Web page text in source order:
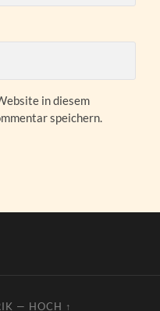
in diesem
speichern.
— HOCH ↑